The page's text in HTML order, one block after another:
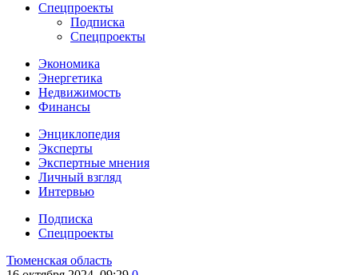
Спецпроекты
Подписка
Спецпроекты
Экономика
Энергетика
Недвижимость
Финансы
Энциклопедия
Эксперты
Экспертные мнения
Личный взгляд
Интервью
Подписка
Спецпроекты
Тюменская область